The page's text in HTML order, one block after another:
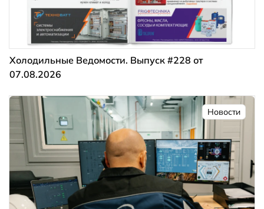
Холодильные Ведомости. Выпуск #228 от
07.08.2026
Новости